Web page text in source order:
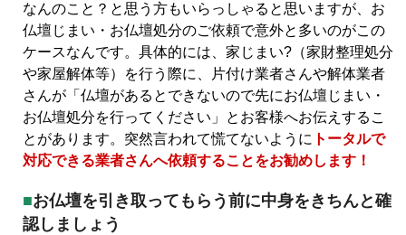
なんのこと？と思う方もいらっしゃると思いますが、お
仏壇じまい・お仏壇処分のご依頼で意外と多いのがこの
ケースなんです。具体的には、家じまい?（家財整理処分
や家屋解体等）を行う際に、片付け業者さんや解体業者
さんが「仏壇があるとできないので先にお仏壇じまい・
お仏壇処分を行ってください」とお客様へお伝えするこ
とがあります。突然言われて慌てないように トータルで
対応できる業者さんへ依頼することをお勧めします！
お仏壇を引き取ってもらう前に中身をきちんと確
認しましょう